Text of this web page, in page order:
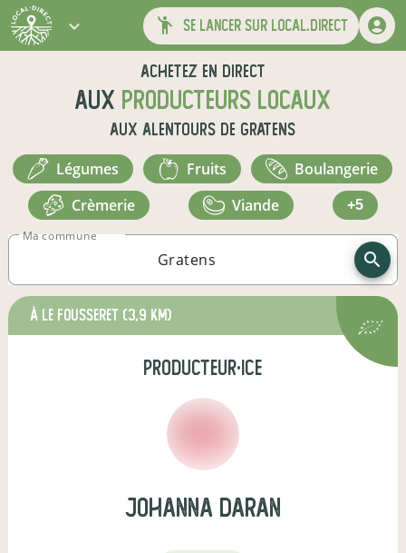
se lancer sur local.direct
Achetez en direct
aux producteurs locaux
aux alentours de Gratens
légumes fruits
boulangerie
crèmerie
viande +5
Ma commune
à Le Fousseret (3,9 km)
producteur·ice
Johanna Daran